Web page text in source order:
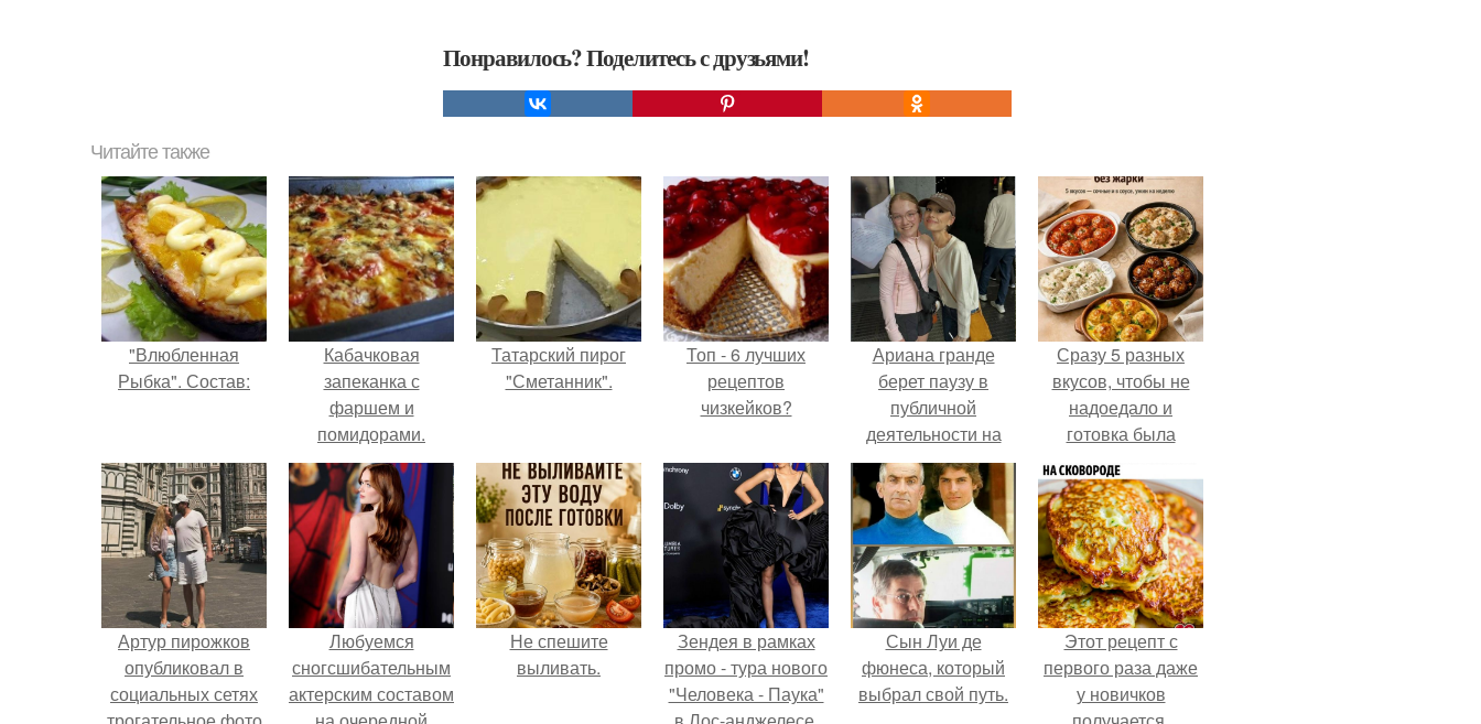
Понравилось? Поделитесь с друзьями!
Читайте также
"Влюбленная
Рыбка". Состав:
Кабачковая
запеканка с
фаршем и
помидорами.
Татарский пирог
"Сметанник".
Топ - 6 лучших
рецептов
чизкейков?
Ариана гранде
берет паузу в
публичной
деятельности на
фоне слухов о
своем здоровье.
Сразу 5 разных
вкусов, чтобы не
надоедало и
готовка была
проще.
Артур пирожков
опубликовал в
социальных сетях
Любуемся
сногсшибательным
актерским составом
Не спешите
выливать.
Зендея в рамках
промо - тура нового
"Человека - Паука"
Сын Луи де
фюнеса, который
выбрал свой путь.
Этот рецепт с
первого раза даже
у новичков